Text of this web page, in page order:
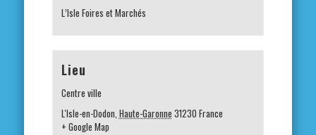
L’Isle Foires et Marchés
Lieu
Centre ville
L'Isle-en-Dodon, Haute-Garonne 31230 France
+ Google Map